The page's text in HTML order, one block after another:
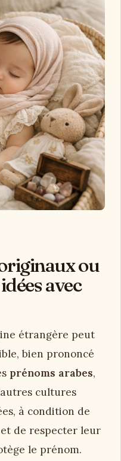
ou
avec
étrangère peut
bien prononcé
prénoms arabes,
cultures
à condition de
et de respecter leur
le prénom.